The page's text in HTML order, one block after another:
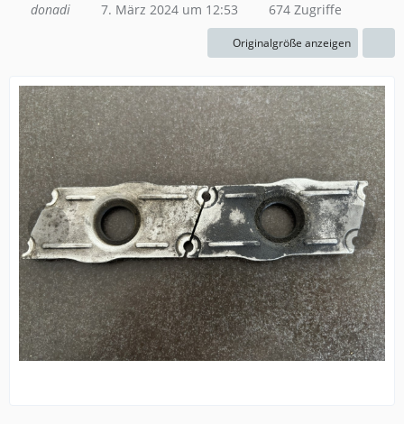
donadi 7. März 2024 um 12:53 674 Zugriffe
Originalgröße anzeigen